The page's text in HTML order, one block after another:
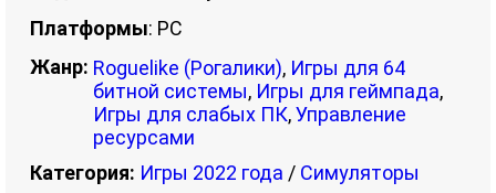
Платформы: PC
Жанр: Roguelike (Рогалики), Игры для 64
битной системы, Игры для геймпада,
Игры для слабых ПК,Управление
ресурсами
Категория: Игры 2022 года / Симуляторы